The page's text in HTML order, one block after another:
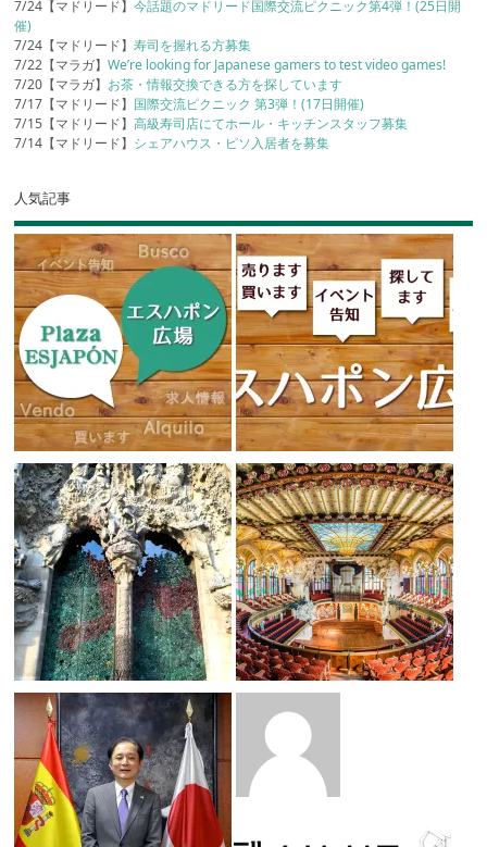
7/24【マドリード】今話題のマドリード国際交流ピクニック第4弾！(25日開
催)
7/24【マドリード】寿司を握れる方募集
7/22【マラガ】We’re looking for Japanese gamers to test video games!
7/20【マラガ】 お茶・情報交換できる方を探しています
7/17【マドリード】 国際交流ピクニック 第3弾！(17日開催)
7/15【マドリード】高級寿司店にてホール・キッチンスタッフ募集
7/14【マドリード】 シェアハウス・ピソ入居者を募集
人気記事